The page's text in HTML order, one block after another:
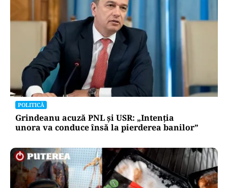
POLITICĂ
Grindeanu acuză PNL și USR: „Intenția
unora va conduce însă la pierderea banilor”